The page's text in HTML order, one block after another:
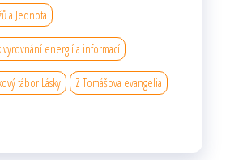
a Jednota
vyrovnání energií a informací
tábor Lásky Z Tomášova evangelia